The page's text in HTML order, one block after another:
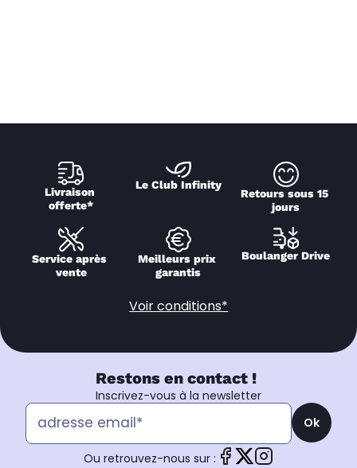
Livraison
offerte*
Le Club Infinity
Retours sous 15
jours
Service après
vente
Meilleurs prix
garantis
Boulanger Drive
Voir conditions*
Restons en contact !
Inscrivez-vous à la newsletter
Ok
Ou retrouvez-nous sur :